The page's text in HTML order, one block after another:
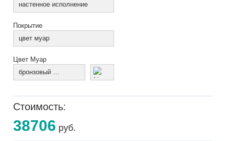
настенное исполнение
Покрытие
цвет муар
Цвет Муар
бронзовый муар
Стоимость:
38706 руб.